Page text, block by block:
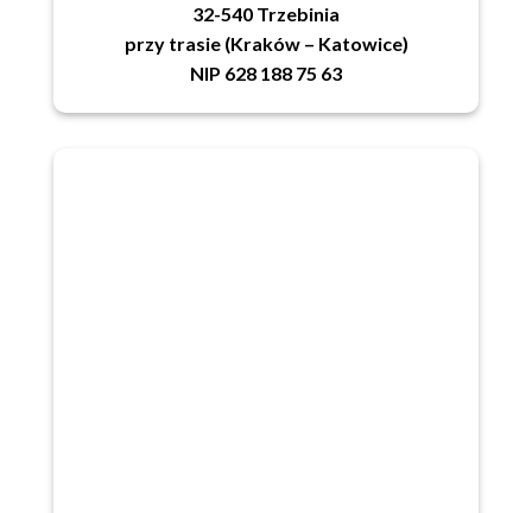
32-540 Trzebinia
przy trasie (Kraków – Katowice)
NIP 628 188 75 63